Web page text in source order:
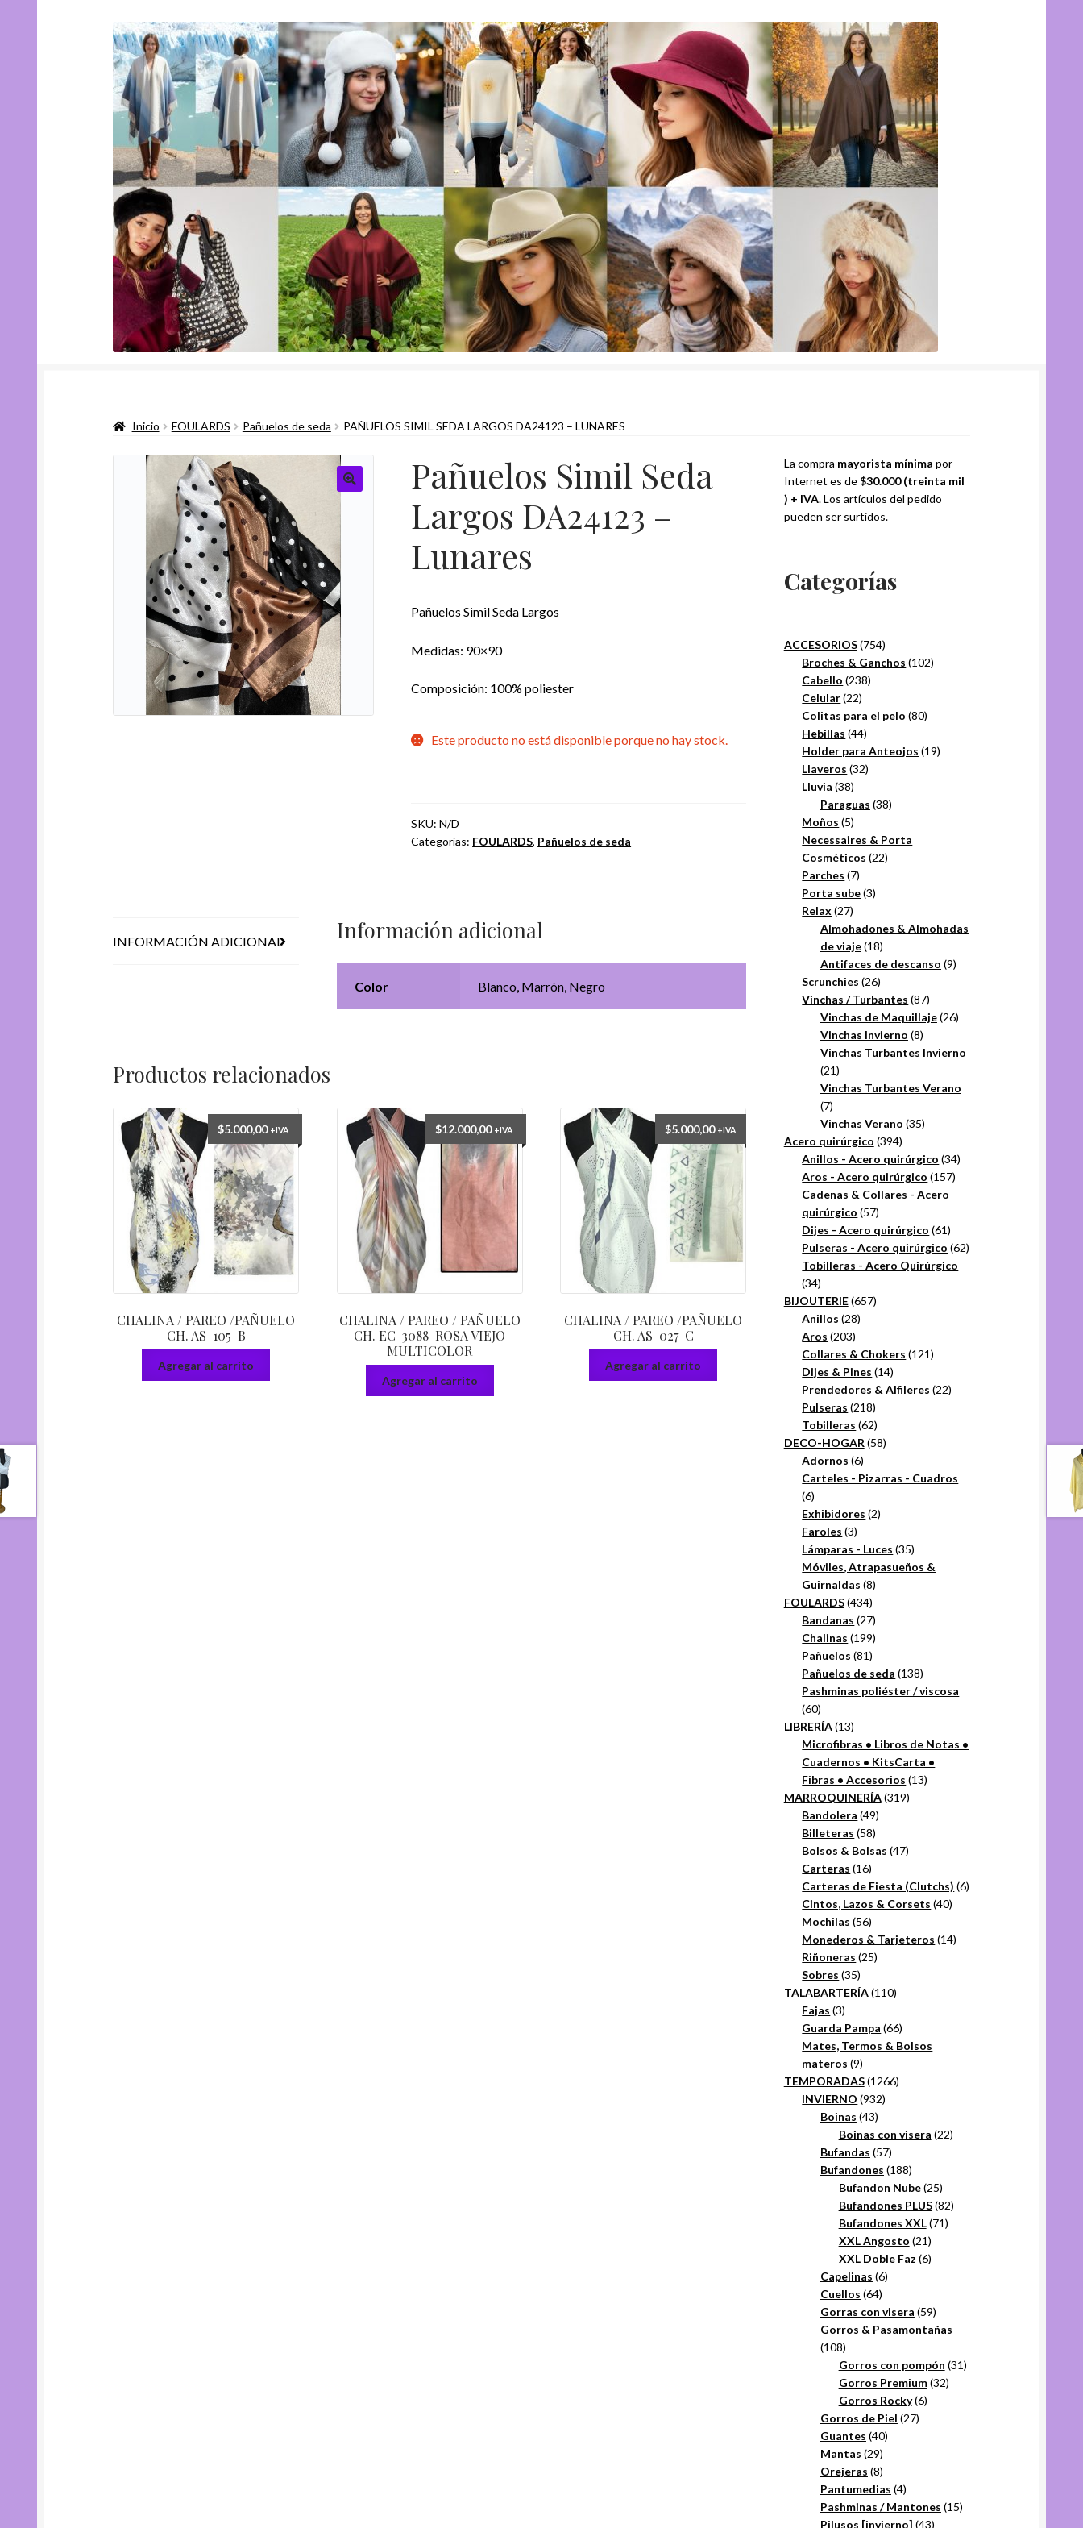
Inicio FOULARDS Pañuelos de seda PAÑUELOS SIMIL SEDA LARGOS DA24123 – LUNARES
Pañuelos Simil Seda
Largos DA24123 –
Lunares
Pañuelos Simil Seda Largos
Medidas: 90×90
Composición: 100% poliester
Este producto no está disponible porque no hay stock.
SKU:N/D
Categorías: FOULARDS, Pañuelos de seda
INFORMACIÓN ADICIONAL Información adicional
Color Blanco, Marrón, Negro
Productos relacionados
CHALINA / PAREO /PAÑUELO
CH. AS-105-B
$5.000,00 +IVA
Agregar al carrito
CHALINA / PAREO / PAÑUELO
CH. EC-3088-ROSA VIEJO
MULTICOLOR
$12.000,00 +IVA
Agregar al carrito
CHALINA / PAREO /PAÑUELO
CH. AS-027-C
$5.000,00 +IVA
Agregar al carrito
La compra mayorista mínima por
Internet es de$30.000 (treinta mil
) + IVA. Los artículos del pedido
pueden ser surtidos.
Categorías
ACCESORIOS 754754
productos
Broches & Ganchos 102102
Cabello 238238
Celular 2222
productos
Colitas para el pelo 8080
Hebillas 4444
productos
Holder para Anteojos 1919
Llaveros 3232
Lluvia 3838
productos
Paraguas 3838
Moños 55
productos
Necessaires & Porta
Cosméticos 2222
Parches 77
productos
Porta sube 33
Relax 2727
productos
Almohadones & Almohadas
de viaje 1818
productos
Antifaces de descanso 99
Scrunchies 2626
productos
Vinchas / Turbantes 8787
productos
Vinchas de Maquillaje 2626
Vinchas Invierno 88
productos
Vinchas Turbantes Invierno
2121
productos
Vinchas Turbantes Verano
77
productos
Vinchas Verano 3535
Acero quirúrgico 394394
productos
Anillos - Acero quirúrgico 3434
Aros - Acero quirúrgico 157157
Cadenas & Collares - Acero
quirúrgico 5757
productos
Dijes - Acero quirúrgico 6161
productos
Pulseras - Acero quirúrgico 6262
Tobilleras - Acero Quirúrgico
3434
productos
BIJOUTERIE 657657
Anillos 2828
Aros 203203
productos
Collares & Chokers 121121
Dijes & Pines 1414
productos
Prendedores & Alfileres 2222
Pulseras 218218
productos
Tobilleras 6262
productos
DECO-HOGAR 5858
Adornos 66
productos
Carteles - Pizarras - Cuadros
66
productos
Exhibidores 22
Faroles 33
productos
Lámparas - Luces 3535
productos
Móviles, Atrapasueños &
Guirnaldas 88
FOULARDS 434434
productos
Bandanas 2727
productos
Chalinas 199199
Pañuelos 8181
productos
Pañuelos de seda 138138
productos
Pashminas poliéster / viscosa
6060
productos
LIBRERÍA 1313
productos
Microfibras • Libros de Notas •
Cuadernos • KitsCarta •
Fibras • Accesorios 1313
MARROQUINERÍA 319319
Bandolera 4949
Billeteras 5858
productos
Bolsos & Bolsas 4747
Carteras 1616
productos
Carteras de Fiesta (Clutchs) 66
Cintos, Lazos & Corsets 4040
Mochilas 5656
productos
Monederos & Tarjeteros 1414
Riñoneras 2525
Sobres 3535
productos
TALABARTERÍA 110110
Fajas 33
productos
Guarda Pampa 6666
productos
Mates, Termos & Bolsos
materos 99
productos
TEMPORADAS 12661266
INVIERNO 932932
Boinas 4343
productos
Boinas con visera 2222
Bufandas 5757
productos
Bufandones 188188
productos
Bufandon Nube 2525
productos
Bufandones PLUS 8282
Bufandones XXL 7171
XXL Angosto 2121
productos
XXL Doble Faz 66
Capelinas 66
Cuellos 6464
productos
Gorras con visera 5959
productos
Gorros & Pasamontañas
108108
productos
Gorros con pompón 3131
Gorros Premium 3232
Gorros Rocky 66
Gorros de Piel 2727
Guantes 4040
Mantas 2929
productos
Orejeras 88
productos
Pantumedias 44
productos
Pashminas / Mantones 1515
Pilusos [invierno] 4343